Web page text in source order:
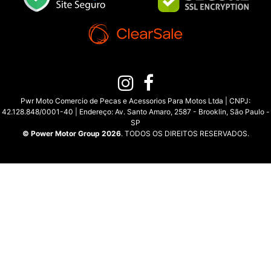
Pwr Moto Comercio de Pecas e Acessorios Para Motos Ltda | CNPJ:
42.128.848/0001-40 | Endereço: Av. Santo Amaro, 2587 - Brooklin, São Paulo -
SP
© Power Motor Group 2026. TODOS OS DIREITOS RESERVADOS.